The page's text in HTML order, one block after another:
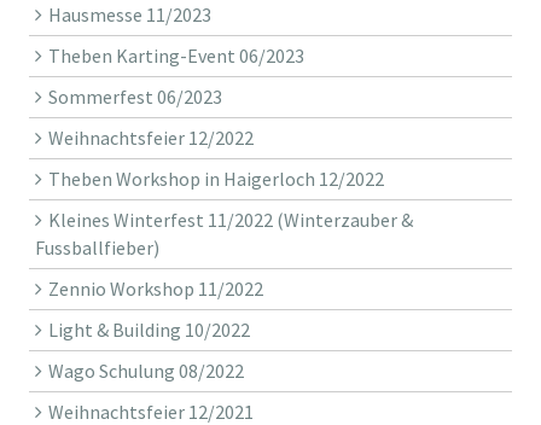
Hausmesse 11/2023
Theben Karting-Event 06/2023
Sommerfest 06/2023
Weihnachtsfeier 12/2022
Theben Workshop in Haigerloch 12/2022
Kleines Winterfest 11/2022 (Winterzauber &
Fussballfieber)
Zennio Workshop 11/2022
Light & Building 10/2022
Wago Schulung 08/2022
Weihnachtsfeier 12/2021